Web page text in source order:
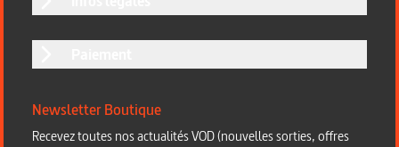
Newsletter Boutique
Recevez toutes nos actualités VOD (nouvelles sorties, offres